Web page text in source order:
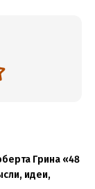
Грина «48
идеи,